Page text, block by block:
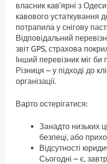
власник кав’ярні з
кавового устаткування
потрапила у снігову
Відповідальний
звіт GPS, страхова
Інший перевізник міг
Різниця – у підході до
організації.
Варто остерігатися:
Занадто низьких
безпеці, або
Відсутності
Сьогодні – є,